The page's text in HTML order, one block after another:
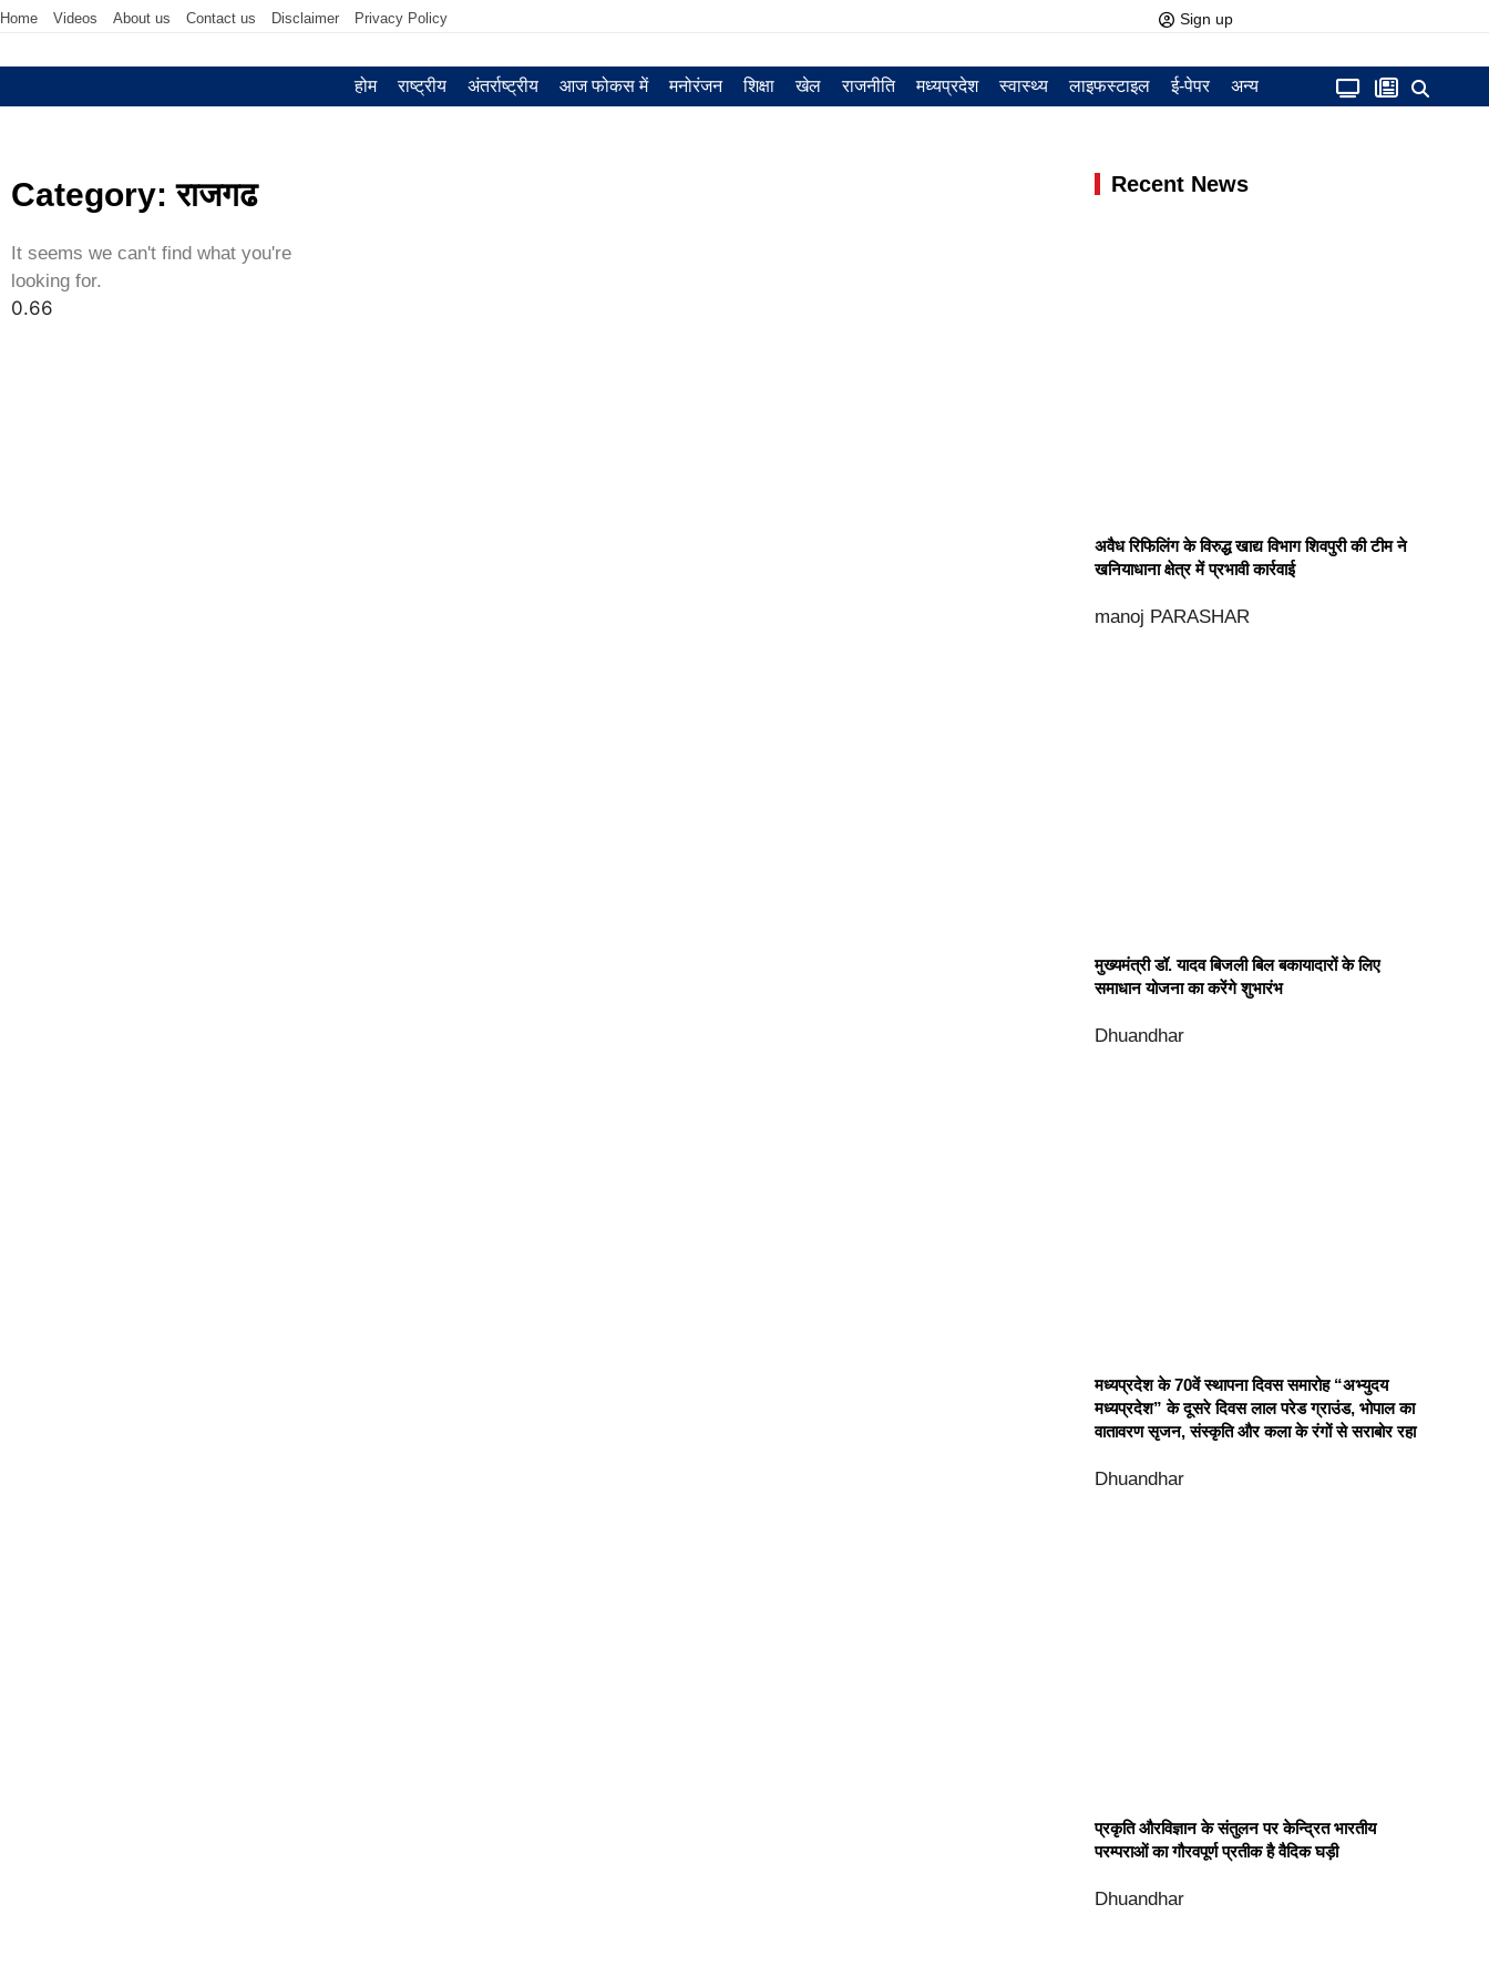
Home Videos About us Contact us Disclaimer Privacy Policy Sign up
होम राष्ट्रीय अंतर्राष्ट्रीय आज फोकस में मनोरंजन शिक्षा खेल राजनीति मध्‍यप्रदेश स्वास्थ्य लाइफस्टाइल ई-पेपर अन्य
Category: राजगढ
It seems we can't find what you're
looking for.
Recent News
अवैध रिफिलिंग के विरुद्ध खाद्य विभाग शिवपुरी की टीम ने
खनियाधाना क्षेत्र में प्रभावी कार्रवाई
manoj PARASHAR
मुख्यमंत्री डॉ. यादव बिजली बिल बकायादारों के लिए
समाधान योजना का करेंगे शुभारंभ
Dhuandhar
मध्यप्रदेश के 70वें स्थापना दिवस समारोह “अभ्युदय
मध्यप्रदेश” के दूसरे दिवस लाल परेड ग्राउंड, भोपाल का
वातावरण सृजन, संस्कृति और कला के रंगों से सराबोर रहा
Dhuandhar
प्रकृति और‍विज्ञान के संतुलन पर केन्द्रित भारतीय
परम्पराओं का गौरवपूर्ण प्रतीक है वैदिक घड़ी
Dhuandhar